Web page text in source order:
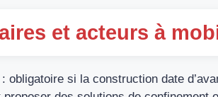
et acteurs à
obligatoire si la construction date